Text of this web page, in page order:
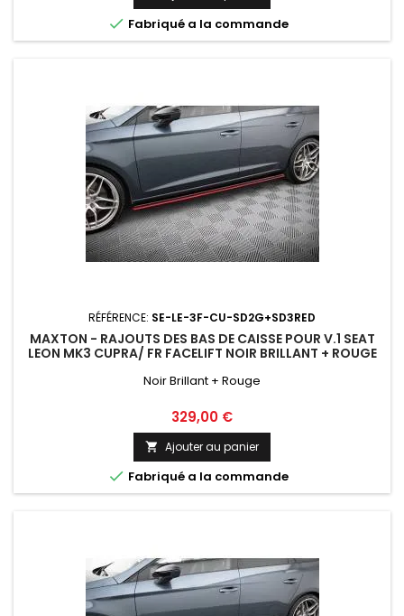
 Fabriqué a la commande
RÉFÉRENCE: SE-LE-3F-CU-SD2G+SD3RED
MAXTON - RAJOUTS DES BAS DE CAISSE POUR V.1 SEAT
LEON MK3 CUPRA/ FR FACELIFT NOIR BRILLANT + ROUGE
Noir Brillant + Rouge
Prix
329,00 €
 Ajouter au panier
 Fabriqué a la commande